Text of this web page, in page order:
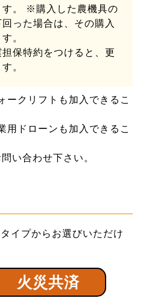
す。 ※購入した農機具の
った場合は、その購入
。
保特約をつけると、更
。
クリフトも加入できるこ
ドローンも加入できるこ
い合わせ下さい。
イプからお選びいただけ
火災共済